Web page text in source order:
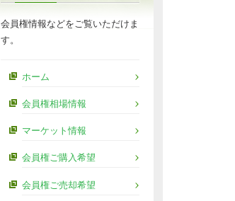
会員権情報などをご覧いただけま
す。
ホーム
会員権相場情報
マーケット情報
会員権ご購入希望
会員権ご売却希望